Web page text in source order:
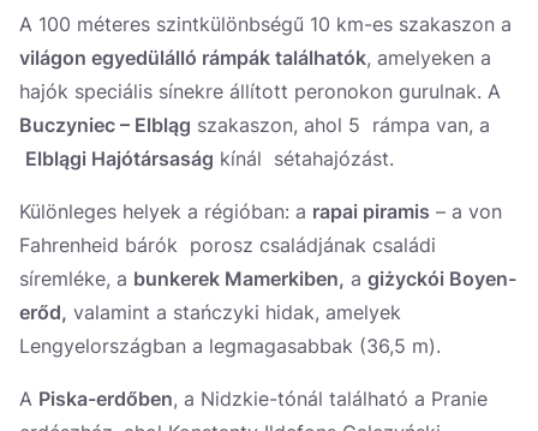
A 100 méteres szintkülönbségű 10 km-es szakaszon a
világon egyedülálló rámpák találhatók, amelyeken a
hajók speciális sínekre állított peronokon gurulnak. A
Buczyniec – Elbląg szakaszon, ahol 5 rámpa van, a
Elblągi Hajótársaság kínál sétahajózást.
Különleges helyek a régióban: a rapai piramis – a von
Fahrenheid bárók porosz családjának családi
síremléke, a bunkerek Mamerkiben, a giżyckói Boyen-
erőd, valamint a stańczyki hidak, amelyek
Lengyelországban a legmagasabbak (36,5 m).
A Piska-erdőben, a Nidzkie-tónál található a Pranie